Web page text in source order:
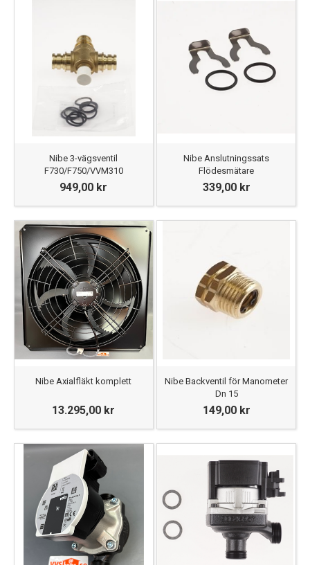
Nibe 3-vägsventil
F730/F750/VVM310
949,00 kr
Nibe Anslutningssats
Flödesmätare
339,00 kr
Nibe Axialfläkt komplett
13.295,00 kr
Nibe Backventil för Manometer
Dn 15
149,00 kr